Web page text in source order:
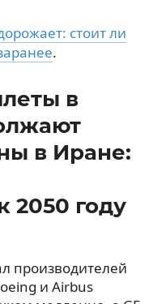
стоит ли
.
в
в Иране:
2050 году
производителей
и Airbus